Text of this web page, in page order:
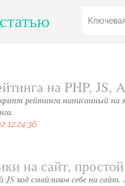
на PHP, JS,
рейтинга написанный на
12:24:36
на сайт,
код смайликов себе на